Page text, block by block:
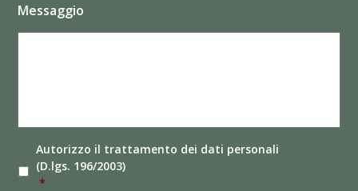
Messaggio
Autorizzo il trattamento dei dati personali
(D.lgs. 196/2003)
*